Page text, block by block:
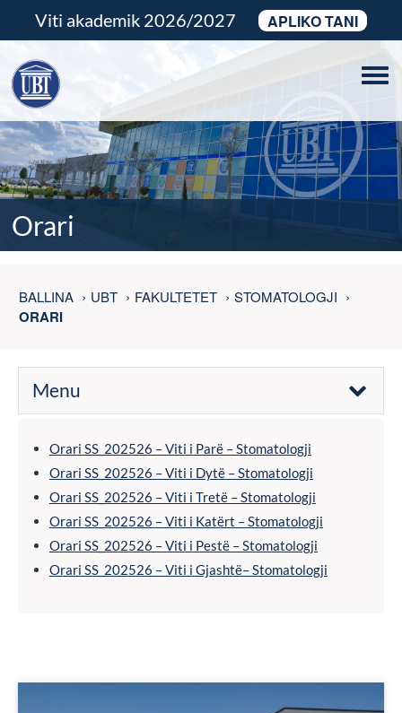
Viti akademik 2026/2027 APLIKO TANI
Orari
BALLINA UBT FAKULTETET STOMATOLOGJI
ORARI
Menu
Orari SS_202526 – Viti i Parë – Stomatologji
Orari SS_202526 – Viti i Dytë – Stomatologji
Orari SS_202526 – Viti i Tretë – Stomatologji
Orari SS_202526 – Viti i Katërt – Stomatologji
Orari SS_202526 – Viti i Pestë – Stomatologji
Orari SS_202526 – Viti i Gjashtë– Stomatologji